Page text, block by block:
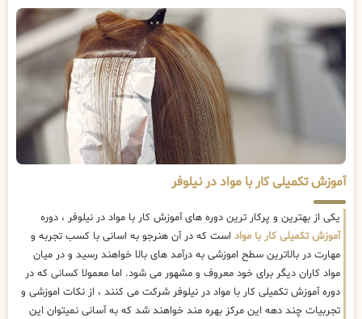
آموزش تکمیلی کار با مواد در نیلوفر
یکی از بهترین و پرکار ترین دوره های آموزش کار با مواد در نیلوفر ، دوره
آموزش تکمیلی کار با مواد است که در آن هنرجو به اسانی با کسب تجربه و
مهارت در بالاترین سطح اموزشی به درآمد های بالا خواهند رسید و در میان
مواد کاران دیگر برای خود معروف و مشهور می شود. اما معمولا کسانی که در
دوره آموزش تکمیلی کار با مواد در نیلوفر شرکت می کنند ، از نکات اموزشی و
تجربیات چند دهه این مرکز بهره مند خواهند شد که به آسانی نمیتوان این